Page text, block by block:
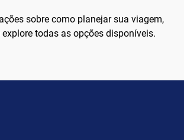
sobre como planejar sua viagem,
todas as opções disponíveis.